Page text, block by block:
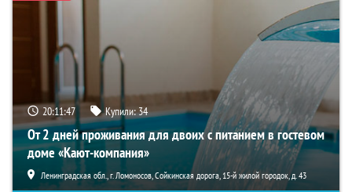
20:11:45 Купили:34
От 2 дней проживания для двоих с питанием в гостевом
доме «Кают-компания»
Ленинградская обл., г. Ломоносов, Сойкинская дорога, 15-й жилой городок, д. 43